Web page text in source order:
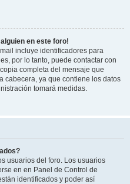
en este foro!
incluye identificadores para
por lo tanto, puede contactar con
completa del mensaje que
cabecera, ya que contiene los datos
tomará medidas.
usuarios del foro. Los usuarios
en en Panel de Control de
identificados y poder así